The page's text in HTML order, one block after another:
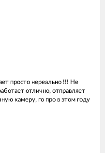
просто нереально !!! Не
отлично, отправляет
камеру, го про в этом году